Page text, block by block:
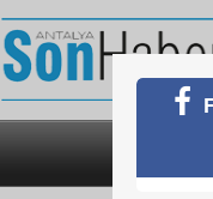
SON